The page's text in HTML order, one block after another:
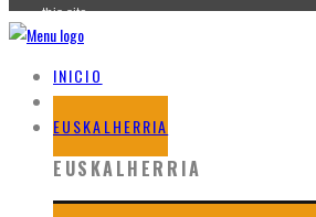
INICIO
BLOG
EUSKALHERRIA
EUSKALHERRIA